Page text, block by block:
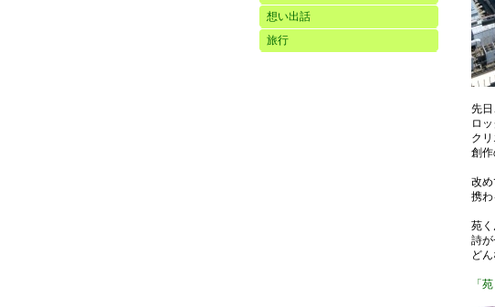
想い出話
旅行
先
ロ
ク
創作
改
携わ
苑
詩
ど
「